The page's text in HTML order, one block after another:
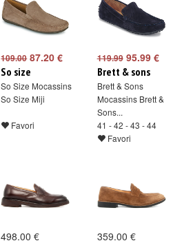
109.0087.20 €
So size
So Size Mocassins
So Size Miji
Favori
119.9995.99 €
Brett & sons
Brett & Sons
Mocassins Brett &
Sons...
41 - 42 - 43 - 44
Favori
498.00 €
359.00 €